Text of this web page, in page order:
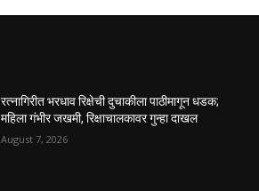
रत्नागिरीत भरधाव रिक्षेची दुचाकीला पाठीमागून धडक;
महिला गंभीर जखमी, रिक्षाचालकावर गुन्हा दाखल
August 7, 2026